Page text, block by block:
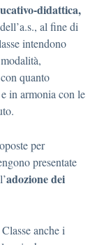
didattica,
al fine di
intendono
quanto
in armonia con le
per
presentate
adozione dei
anche i